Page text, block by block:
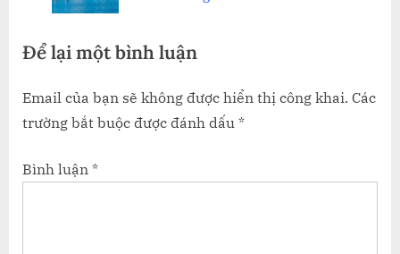
:
Để lại một bình luận
Email của bạn sẽ không được hiển thị công khai. Các
trường bắt buộc được đánh dấu *
Bình luận *